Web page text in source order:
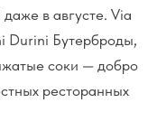
в августе. Via
Durini Бутерброды,
соки — добро
ресторанных